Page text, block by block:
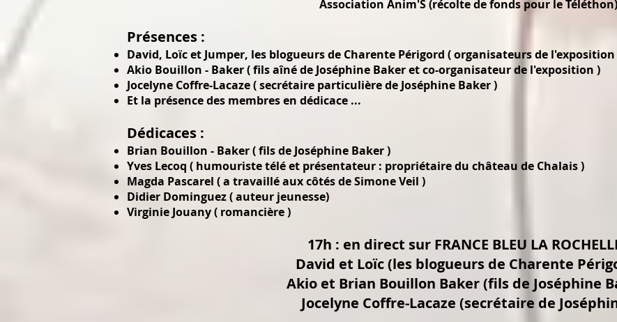
Association Anim'S (récolte de fonds pour le Téléthon)
Présences :
David, Loïc et Jumper, les blogueurs de Charente Périgord ( organisateurs de l'exposition
Akio Bouillon - Baker ( fils aîné de Joséphine Baker et co-organisateur de l'exposition )
Jocelyne Coffre-Lacaze ( secrétaire particulière de Joséphine Baker )
Et la présence des membres en dédicace ...
Dédicaces :
Brian Bouillon - Baker ( fils de Joséphine Baker )
Yves Lecoq ( humouriste télé et présentateur : propriétaire du château de Chalais )
​Magda Pascarel ( a travaillé aux côtés de Simone Veil )
Didier Dominguez ( auteur jeunesse)
Virginie Jouany ( romancière )
17h : en direct sur FRANCE BLEU LA
David et Loïc (les blogueurs de Charente
Akio et Brian Bouillon Baker (fils de Joséphine
Jocelyne Coffre-Lacaze (secrétaire de